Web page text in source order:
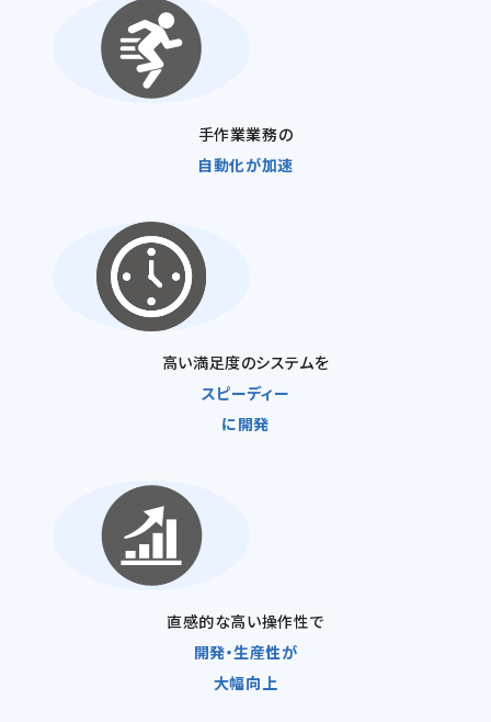
手作業業務の
自動化が加速
高い満足度のシステムを
スピーディー
に開発
直感的な高い操作性で
開発・生産性が
大幅向上